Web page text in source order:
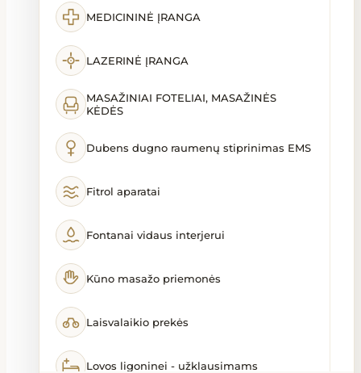
MEDICININĖ ĮRANGA
LAZERINĖ ĮRANGA
MASAŽINIAI FOTELIAI, MASAŽINĖS
KĖDĖS
Dubens dugno raumenų stiprinimas EMS
Fitrol aparatai
Fontanai vidaus interjerui
Kūno masažo priemonės
Laisvalaikio prekės
Lovos ligoninei - užklausimams